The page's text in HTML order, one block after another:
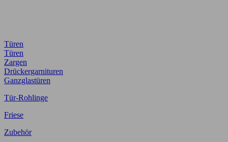
Türen
Türen
Zargen
Drückergarnituren
Ganzglastüren
Tür-Rohlinge
Friese
Zubehör